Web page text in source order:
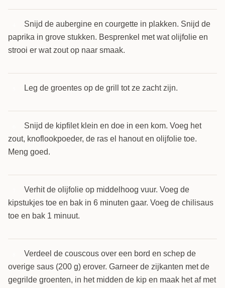
Snijd de aubergine en courgette in plakken. Snijd de
paprika in grove stukken. Besprenkel met wat olijfolie en
strooi er wat zout op naar smaak.
Leg de groentes op de grill tot ze zacht zijn.
Snijd de kipfilet klein en doe in een kom. Voeg het
zout, knoflookpoeder, de ras el hanout en olijfolie toe.
Meng goed.
Verhit de olijfolie op middelhoog vuur. Voeg de
kipstukjes toe en bak in 6 minuten gaar. Voeg de chilisaus
toe en bak 1 minuut.
Verdeel de couscous over een bord en schep de
overige saus (200 g) erover. Garneer de zijkanten met de
gegrilde groenten, in het midden de kip en maak het af met